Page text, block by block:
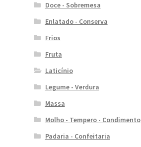
Doce - Sobremesa
Enlatado - Conserva
Frios
Fruta
Laticínio
Legume - Verdura
Massa
Molho - Tempero - Condimento
Padaria - Confeitaria